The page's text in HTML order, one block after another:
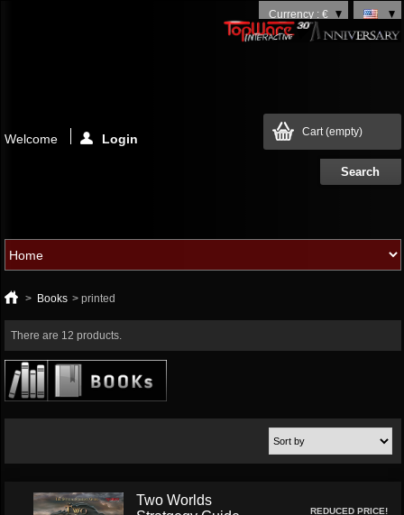
Currency : €
Cart(empty)
Welcome Login
> Books > printed
There are 12 products.
Two Worlds
REDUCED PRICE!